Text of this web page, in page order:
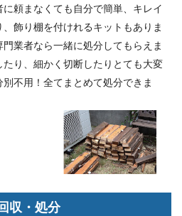
頼まなくても自分で簡単、キレイ
飾り棚を付けれるキットもありま
業者なら一緒に処分してもらえま
り、細かく切断したりとても大変
不用！全てまとめて処分できま
収・処分